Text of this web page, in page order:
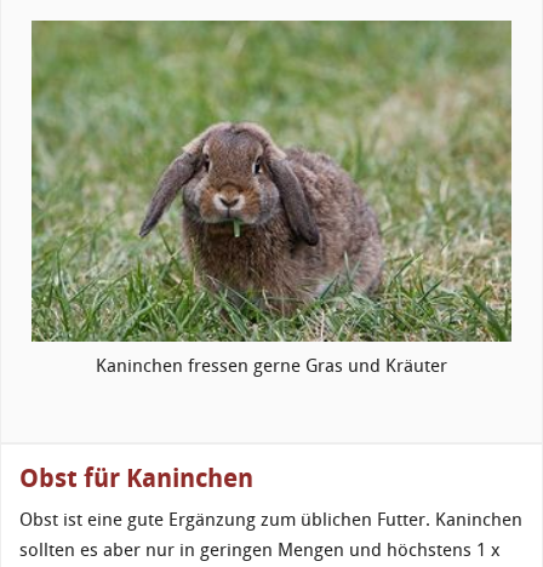
Kaninchen fressen gerne Gras und Kräuter
Obst für Kaninchen
Obst ist eine gute Ergänzung zum üblichen Futter. Kaninchen
sollten es aber nur in geringen Mengen und höchstens 1 x